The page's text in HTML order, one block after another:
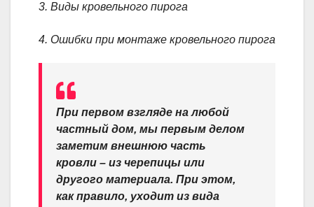
3. Виды кровельного пирога
4. Ошибки при монтаже кровельного пирога
При первом взгляде на любой
частный дом, мы первым делом
заметим внешнюю часть
кровли – из черепицы или
другого материала. При этом,
как правило, уходит из вида